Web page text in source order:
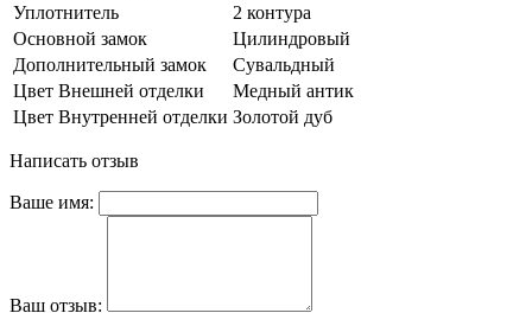
Уплотнитель
2 контура
Основной замок
Цилиндровый
Дополнительный замок
Сувальдный
Цвет Внешней отделки
Медный антик
Цвет Внутренней отделки Золотой дуб
Написать отзыв
Ваше имя:
Ваш отзыв: